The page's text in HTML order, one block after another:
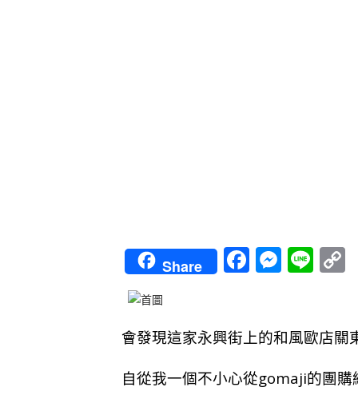
Share Facebook
Line
會發現這家永興街上的和風歐店關
自從我一個不小心從gomaji的團購